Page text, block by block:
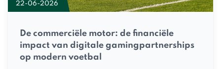
22-06-2026
De commerciële motor: de financiële
impact van digitale gamingpartnerships
op modern voetbal